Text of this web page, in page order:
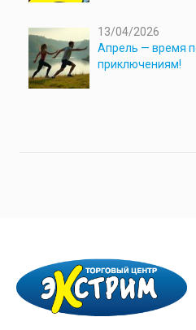
13/04/2026
Апрель — время
приключениям!